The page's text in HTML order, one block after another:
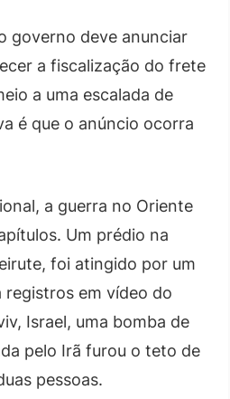
governo deve anunciar
a fiscalização do frete
a uma escalada de
é que o anúncio ocorra
a guerra no Oriente
Um prédio na
foi atingido por um
registros em vídeo do
Israel, uma bomba de
pelo Irã furou o teto de
pessoas.